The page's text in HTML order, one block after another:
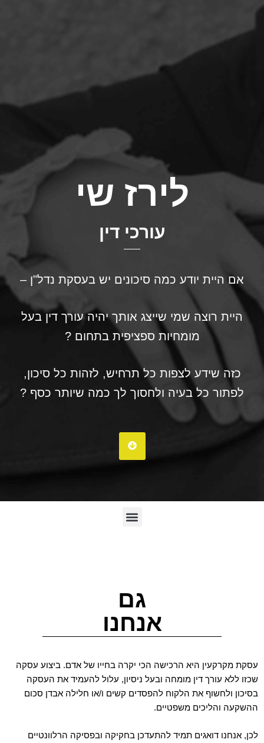
לירז שי
עורכי דין
אם היית יודע כמה סיכונים יש בעסקת נדל"ן –
היית רוצה שמי שייצג אותך יהיה עורך דין בעל
מומחיות ספציפית בתחום ?
כזה שידע לצפות כל תרחיש, לזהות כל סיכון,
לפתור כל בעיה ולחסוך לך כמה שיותר כסף ?
גם
אנחנו
מקרקעין היא הרכישה הכי יקרה בחייו של אדם. ביצוע עסקה
ללא עורך דין מומחה ובעל ניסיון, עלול להעמיד את העסקה
ולחשוף את הלקוח להפסדים קשים ו/או חלילה אבדן סכום
והליכים משפטיים.
אנחנו דואגים תמיד להתעדכן בחקיקה ובפסיקה הרלוונטיים